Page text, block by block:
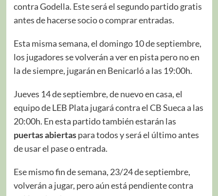
contra Godella. Este será el segundo partido gratis
antes de hacerse socio o comprar entradas.
Esta misma semana, el domingo 10 de septiembre,
los jugadores se volverán a ver en pista pero no en
la de siempre, jugarán en Benicarló a las 19:00h.
Jueves 14 de septiembre, de nuevo en casa, el
equipo de LEB Plata jugará contra el CB Sueca a las
20:00h. En esta partido también estarán las
puertas abiertaspara todos y será el último antes
de usar el pase o entrada.
Ese mismo fin de semana, 23/24 de septiembre,
volverán a jugar, pero aún está pendiente contra